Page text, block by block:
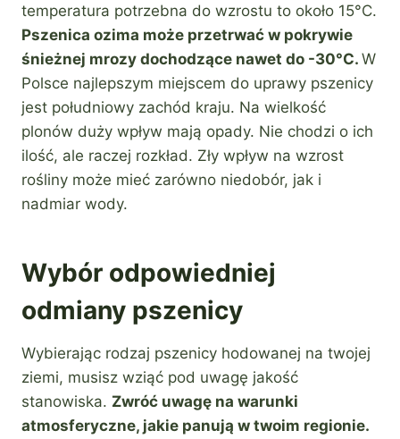
temperatura potrzebna do wzrostu to około 15°C.
Pszenica ozima może przetrwać w pokrywie
śnieżnej mrozy dochodzące nawet do -30°C. W
Polsce najlepszym miejscem do uprawy pszenicy
jest południowy zachód kraju. Na wielkość
plonów duży wpływ mają opady. Nie chodzi o ich
ilość, ale raczej rozkład. Zły wpływ na wzrost
rośliny może mieć zarówno niedobór, jak i
nadmiar wody.
Wybór odpowiedniej
odmiany pszenicy
Wybierając rodzaj pszenicy hodowanej na twojej
ziemi, musisz wziąć pod uwagę jakość
stanowiska. Zwróć uwagę na warunki
atmosferyczne, jakie panują w twoim regionie.